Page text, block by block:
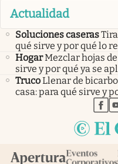
Actualidad
Soluciones caseras
qué sirve y por qué lo
HogarMezclar hojas
sirve y por qué ya se
TrucoLlenar de
casa: para qué sirve y